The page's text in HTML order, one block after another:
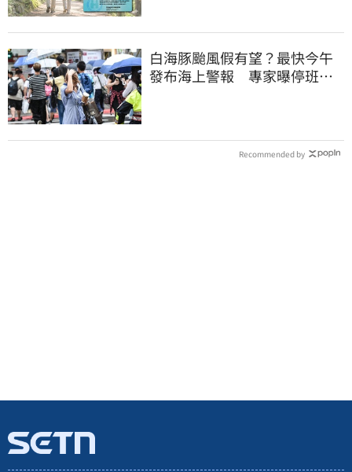
白海豚颱風假有望？最快今午
發布海上警報 專家曝停班停
Recommended by